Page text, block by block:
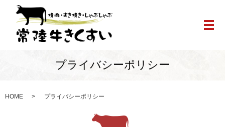
メ
プライバシーポリシー
HOME プライバシーポリシー